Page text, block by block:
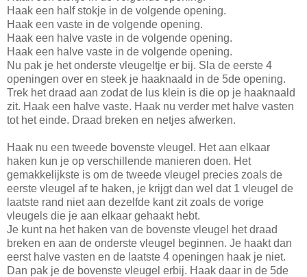
Haak een half stokje in de volgende opening.
Haak een vaste in de volgende opening.
Haak een halve vaste in de volgende opening.
Haak een halve vaste in de volgende opening.
Nu pak je het onderste vleugeltje er bij. Sla de eerste 4
openingen over en steek je haaknaald in de 5de opening.
Trek het draad aan zodat de lus klein is die op je haaknaald
zit. Haak een halve vaste. Haak nu verder met halve vasten
tot het einde. Draad breken en netjes afwerken.
Haak nu een tweede bovenste vleugel. Het aan elkaar
haken kun je op verschillende manieren doen. Het
gemakkelijkste is om de tweede vleugel precies zoals de
eerste vleugel af te haken, je krijgt dan wel dat 1 vleugel de
laatste rand niet aan dezelfde kant zit zoals de vorige
vleugels die je aan elkaar gehaakt hebt.
Je kunt na het haken van de bovenste vleugel het draad
breken en aan de onderste vleugel beginnen. Je haakt dan
eerst halve vasten en de laatste 4 openingen haak je niet.
Dan pak je de bovenste vleugel erbij. Haak daar in de 5de